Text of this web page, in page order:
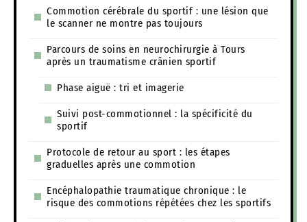
Commotion cérébrale du sportif : une lésion que
le scanner ne montre pas toujours
Parcours de soins en neurochirurgie à Tours
après un traumatisme crânien sportif
Phase aiguë : tri et imagerie
Suivi post-commotionnel : la spécificité du
sportif
Protocole de retour au sport : les étapes
graduelles après une commotion
Encéphalopathie traumatique chronique : le
risque des commotions répétées chez les sportifs